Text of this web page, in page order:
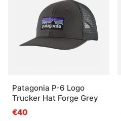
Patagonia P-6 Logo
Trucker Hat Forge Grey
€40